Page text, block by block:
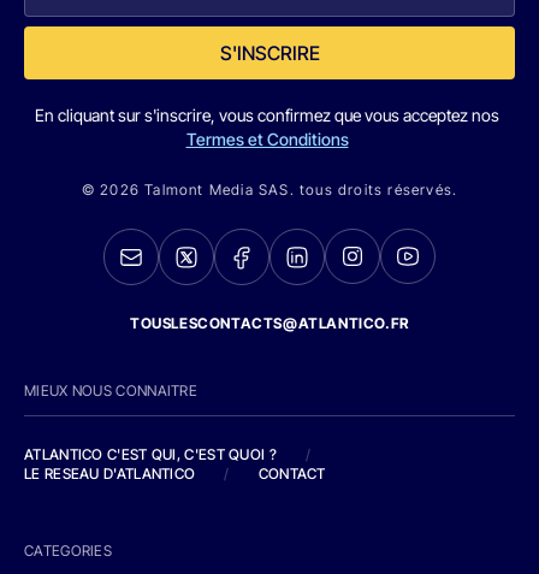
S'INSCRIRE
En cliquant sur s'inscrire, vous confirmez que vous acceptez nos
Termes et Conditions
© 2026 Talmont Media SAS. tous droits réservés.
TOUSLESCONTACTS@ATLANTICO.FR
MIEUX NOUS CONNAITRE
ATLANTICO C'EST QUI, C'EST QUOI ?
/
LE RESEAU D'ATLANTICO
/ CONTACT
CATEGORIES